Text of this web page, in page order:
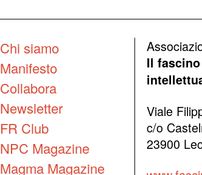
Chi siamo
Manifesto
Collabora
Newsletter
FR Club
NPC Magazine
Magma Magazine
Il
Viale
c/o
23900